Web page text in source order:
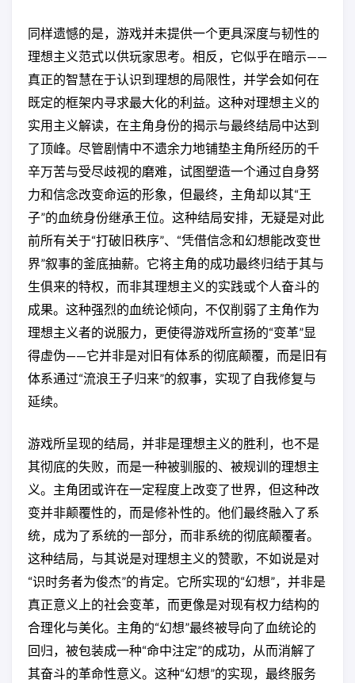
同样遗憾的是，游戏并未提供一个更具深度与韧性的
理想主义范式以供玩家思考。相反，它似乎在暗示——
真正的智慧在于认识到理想的局限性，并学会如何在
既定的框架内寻求最大化的利益。这种对理想主义的
实用主义解读，在主角身份的揭示与最终结局中达到
了顶峰。尽管剧情中不遗余力地铺垫主角所经历的千
辛万苦与受尽歧视的磨难，试图塑造一个通过自身努
力和信念改变命运的形象，但最终，主角却以其“王
子”的血统身份继承王位。这种结局安排，无疑是对此
前所有关于“打破旧秩序”、“凭借信念和幻想能改变世
界”叙事的釜底抽薪。它将主角的成功最终归结于其与
生俱来的特权，而非其理想主义的实践或个人奋斗的
成果。这种强烈的血统论倾向，不仅削弱了主角作为
理想主义者的说服力，更使得游戏所宣扬的“变革”显
得虚伪——它并非是对旧有体系的彻底颠覆，而是旧有
体系通过“流浪王子归来”的叙事，实现了自我修复与
延续。
游戏所呈现的结局，并非是理想主义的胜利，也不是
其彻底的失败，而是一种被驯服的、被规训的理想主
义。主角团或许在一定程度上改变了世界，但这种改
变并非颠覆性的，而是修补性的。他们最终融入了系
统，成为了系统的一部分，而非系统的彻底颠覆者。
这种结局，与其说是对理想主义的赞歌，不如说是对
“识时务者为俊杰”的肯定。它所实现的“幻想”，并非是
真正意义上的社会变革，而更像是对现有权力结构的
合理化与美化。主角的“幻想”最终被导向了血统论的
回归，被包装成一种“命中注定”的成功，从而消解了
其奋斗的革命性意义。这种“幻想”的实现，最终服务